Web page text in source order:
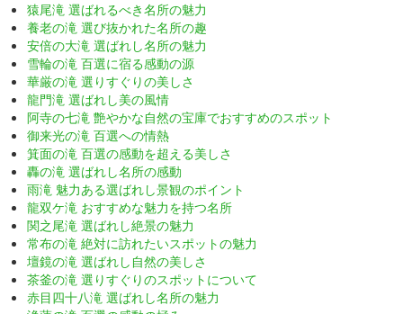
猿尾滝 選ばれるべき名所の魅力
養老の滝 選び抜かれた名所の趣
安倍の大滝 選ばれし名所の魅力
雪輪の滝 百選に宿る感動の源
華厳の滝 選りすぐりの美しさ
龍門滝 選ばれし美の風情
阿寺の七滝 艶やかな自然の宝庫でおすすめのスポット
御来光の滝 百選への情熱
箕面の滝 百選の感動を超える美しさ
轟の滝 選ばれし名所の感動
雨滝 魅力ある選ばれし景観のポイント
龍双ケ滝 おすすめな魅力を持つ名所
関之尾滝 選ばれし絶景の魅力
常布の滝 絶対に訪れたいスポットの魅力
壇鏡の滝 選ばれし自然の美しさ
茶釜の滝 選りすぐりのスポットについて
赤目四十八滝 選ばれし名所の魅力